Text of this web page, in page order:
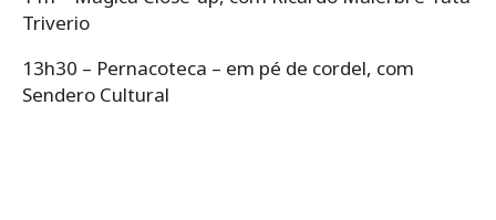
Triverio
13h30 – Pernacoteca – em pé de cordel, com
Sendero Cultural